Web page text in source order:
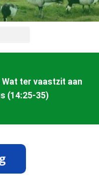
ter vaastzit aan
(14:25-35)